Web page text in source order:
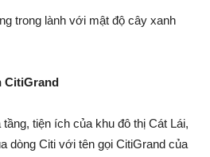
trong lành với mật độ cây xanh
CitiGrand
tiện ích của khu đô thị Cát Lái,
dòng Citi với tên gọi CitiGrand của